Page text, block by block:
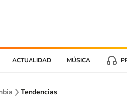
ACTUALIDAD MÚSICA
Tendencias